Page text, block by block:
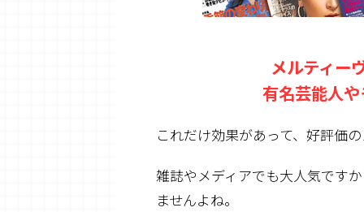
メルティー
有名芸能人
これだけ効果があって、好評価
雑誌やメディアでも大人気です
ませんよね。